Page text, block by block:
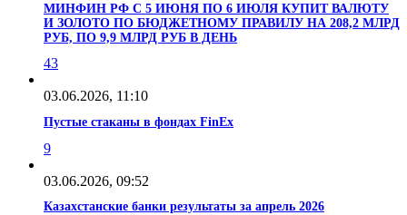
МИНФИН РФ С 5 ИЮНЯ ПО 6 ИЮЛЯ КУПИТ ВАЛЮТУ
И ЗОЛОТО ПО БЮДЖЕТНОМУ ПРАВИЛУ НА 208,2 МЛРД
РУБ, ПО 9,9 МЛРД РУБ В ДЕНЬ
43
03.06.2026, 11:10
Пустые стаканы в фондах FinEx
9
03.06.2026, 09:52
Казахстанские банки результаты за апрель 2026